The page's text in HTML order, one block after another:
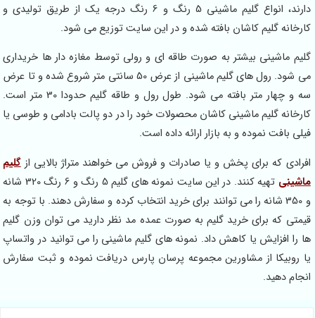
دارند، انواع گلیم ماشینی 5 رنگ و 6 رنگ درجه یک از طریق تولیدی و
کارخانه گلیم کاشان بافته شده و در این سایت توزیع می شود.
گلیم ماشینی بیشتر به صورت طاقه ای و رولی توسط مغازه دار ها خریداری
می شود. رول های گلیم ماشینی از عرض 50 سانتی متر شروع شده و تا عرض
سه و چهار متر بافته می شود. طول رول و طاقه گلیم حدودا 30 متر است.
کارخانه گلیم ماشینی کاشان محصولات خود را در دو پالت بادامی و طوسی یا
فیلی بافت نموده و به بازار ارائه داده است.
افرادی که برای پخش و یا صادرات و فروش می خواهند متراژ بالایی ازگلیم
ماشینی
تهیه کنند. در این سایت نمونه های گلیم 5 رنگ و 6 رنگ 320 شانه
و 350 شانه را می توانند برای خرید انتخاب کرده و سفارش دهند. با توجه به
قیمتی که برای خرید گلیم به صورت عمده مد نظر دارید می توان وزن گلیم
ها را افزایش یا کاهش داد. نمونه های گلیم ماشینی را می توانید در واتساپ
یا روبیکا از مشاورین مجموعه پرسان پارس دریافت نموده و ثبت سفارش
انجام دهید.